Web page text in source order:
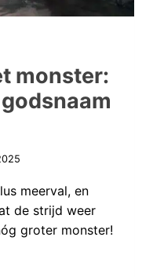
monster:
meerval, en
de strijd weer
groter monster!